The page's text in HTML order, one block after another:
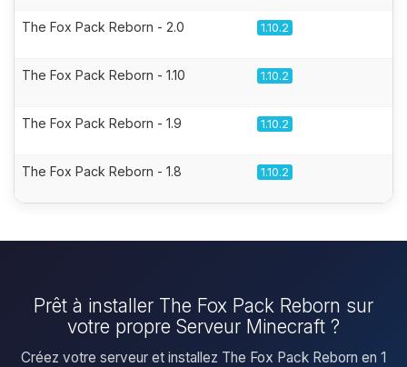
The Fox Pack Reborn - 2.0 1.10.2
The Fox Pack Reborn - 1.10 1.10.2
The Fox Pack Reborn - 1.9 1.10.2
The Fox Pack Reborn - 1.8 1.10.2
Prêt à installer The Fox Pack Reborn sur
votre propre Serveur Minecraft ?
Créez votre serveur et installez The Fox Pack Reborn en 1